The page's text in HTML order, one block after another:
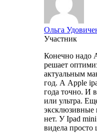
Ольга
Участник
Конечно надо
решает
актуальным
год. А Apple
года точно. И
или ультра.
эксклюзивные
нет. У Ipad
видела